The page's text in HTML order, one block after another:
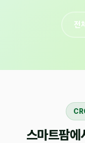
전
스마트팜에